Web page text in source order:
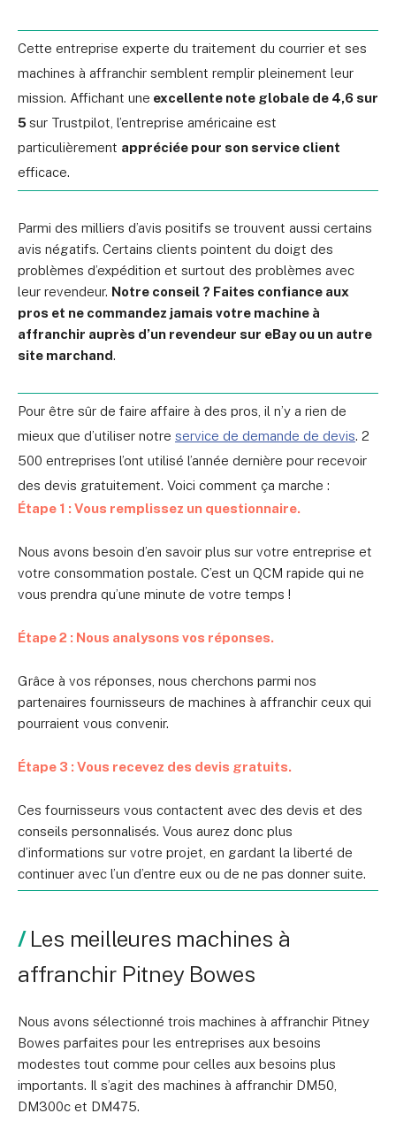
Cette entreprise experte du traitement du courrier et ses
machines à affranchir semblent remplir pleinement leur
mission. Affichant une excellente note globale de 4,6 sur
5sur Trustpilot, l’entreprise américaine est
particulièrement appréciée pour son service client
efficace.
Parmi des milliers d’avis positifs se trouvent aussi certains
avis négatifs. Certains clients pointent du doigt des
problèmes d’expédition et surtout des problèmes avec
leur revendeur. Notre conseil ? Faites confiance aux
pros et ne commandez jamais votre machine à
affranchir auprès d’un revendeur sur eBay ou un autre
site marchand.
Pour être sûr de faire affaire à des pros, il n’y a rien de
mieux que d’utiliser notre service de demande de devis. 2
500 entreprises l’ont utilisé l’année dernière pour recevoir
des devis gratuitement. Voici comment ça marche :
Étape 1 : Vous remplissez un questionnaire.
Nous avons besoin d’en savoir plus sur votre entreprise et
votre consommation postale. C’est un QCM rapide qui ne
vous prendra qu’une minute de votre temps !
Étape 2 : Nous analysons vos réponses.
Grâce à vos réponses, nous cherchons parmi nos
partenaires fournisseurs de machines à affranchir ceux qui
pourraient vous convenir.
Étape 3 : Vous recevez des devis gratuits.
Ces fournisseurs vous contactent avec des devis et des
conseils personnalisés. Vous aurez donc plus
d’informations sur votre projet, en gardant la liberté de
continuer avec l’un d’entre eux ou de ne pas donner suite.
Les meilleures machines à
affranchir Pitney Bowes
Nous avons sélectionné trois machines à affranchir Pitney
Bowes parfaites pour les entreprises aux besoins
modestes tout comme pour celles aux besoins plus
importants. Il s’agit des machines à affranchir DM50,
DM300c et DM475.